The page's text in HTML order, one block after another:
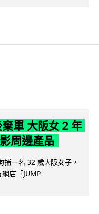
單 大阪女 2 年
周邊產品
捕一名 32 歲大阪女子，
店「JUMP